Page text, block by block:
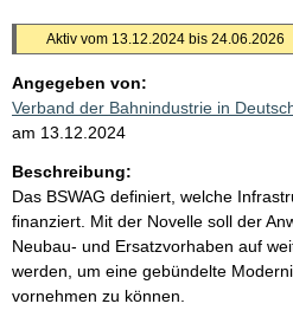
Aktiv vom 13.12.2024 bis 24.06.2026
Angegeben von:
Verband der Bahnindustrie in
am 13.12.2024
Beschreibung:
Das BSWAG definiert, welche
finanziert. Mit der Novelle soll der
Neubau- und Ersatzvorhaben auf
werden, um eine gebündelte
vornehmen zu können.